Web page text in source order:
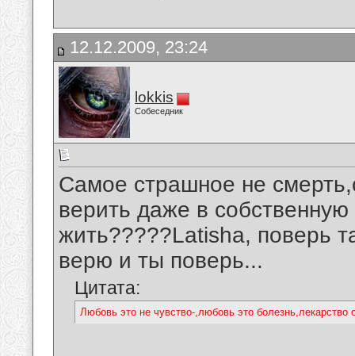
12.12.2009, 23:24
lokkis
Собеседник
Самое страшное не
верить даже в
жить?????Latisha, поверь
верю и ты поверь...
Цитата:
Любовь это не чувство-,любовь это болезнь,лекарство